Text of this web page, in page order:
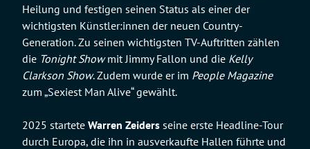
Heilung und festigen seinen Status als einer der
wichtigsten Künstler:innen der neuen Country-
Generation. Zu seinen wichtigsten TV-Auftritten zählen
die Tonight Showmit Jimmy Fallon und die Kelly
Clarkson Show. Zudem wurde er im People Magazine
zum „Sexiest Man Alive“ gewählt.
2025 startete Warren Zeiders seine erste Headline-Tour
durch Europa, die ihn in ausverkaufte Hallen führte und